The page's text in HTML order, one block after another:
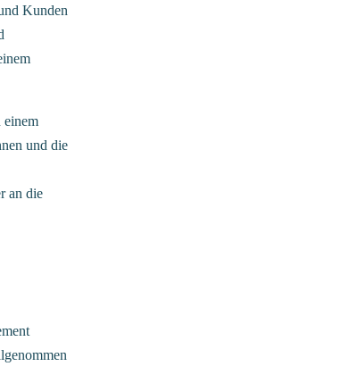
Kunden
einem
und die
an die